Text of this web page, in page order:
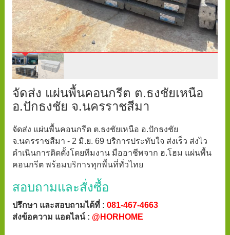
จัดส่ง แผ่นพื้นคอนกรีต ต.ธงชัยเหนือ
อ.ปักธงชัย จ.นครราชสีมา
จัดส่ง แผ่นพื้นคอนกรีต ต.ธงชัยเหนือ อ.ปักธงชัย
จ.นครราชสีมา - 2 มิ.ย. 69 บริการประทับใจ ส่งเร็ว ส่งไว
ดำเนินการติดตั้งโดยทีมงาน มืออาชีพจาก ฮ.โฮม แผ่นพื้น
คอนกรีต พร้อมบริการทุกพื้นที่ทั่วไทย
สอบถามและสั่งซื้อ
ปรึกษา และสอบถามได้ที่ : 081-467-4663
ส่งข้อความ แอดไลน์ : @HORHOME